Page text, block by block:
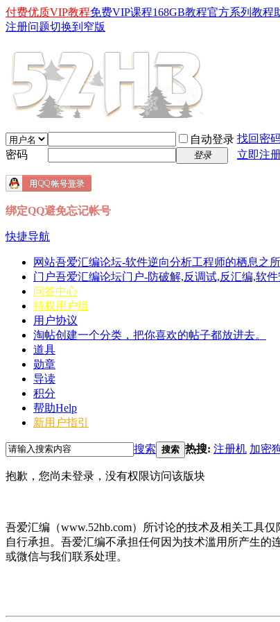
付费优质VIP教程免费VIP课程168GB教程官方系列教程
注册问题切换到窄版
自动登录 找回密
密码
登录 立即注
绑定QQ避免忘记帐号
快捷导航
网站吾爱汇编论坛-软件逆向分析工程师的栖息之
门户吾爱汇编论坛门户-防破解,反调试,反汇编,软件
问答中心
特权用户组
用户协议
淘帖创建一个分类，把你喜欢的帖子都放进去。
道具
勋章
导读
积分
帮助Help
新用户指引
搜索 搜索 热搜: 注册机 加密
抱歉，您尚未登录，没有权限访问该版块
吾爱汇编（www.52hb.com）所讨论的技术及相关工具
自行承担。吾爱汇编不承担任何因为技术滥用所产生
或微信与我们联系处理。